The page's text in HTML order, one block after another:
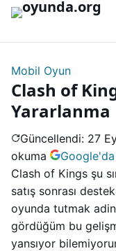
İçeriğe geç
Mobil Oyun
Clash of
Yararlanma
Güncellendi: 27
okuma
Clash of Kings şu
satış sonrası
oyunda tutmak
gördüğüm bu
yansıyor